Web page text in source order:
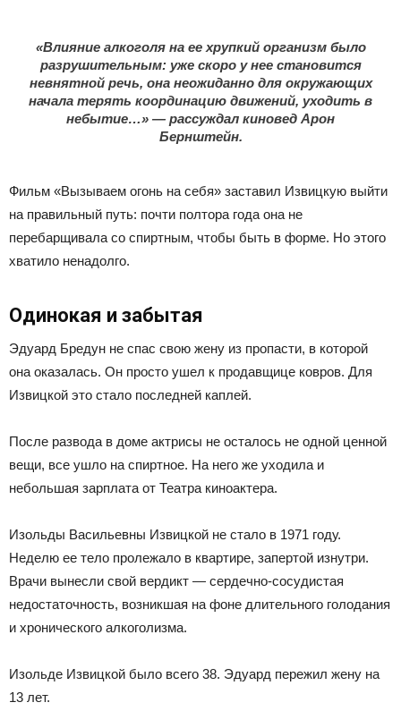
«Влияние алкоголя на ее хрупкий организм было
разрушительным: уже скоро у нее становится
невнятной речь, она неожиданно для окружающих
начала терять координацию движений, уходить в
небытие…» — рассуждал киновед Арон
Бернштейн.
Фильм «Вызываем огонь на себя» заставил Извицкую выйти
на правильный путь: почти полтора года она не
перебарщивала со спиртным, чтобы быть в форме. Но этого
хватило ненадолго.
Одинокая и забытая
Эдуард Бредун не спас свою жену из пропасти, в которой
она оказалась. Он просто ушел к продавщице ковров. Для
Извицкой это стало последней каплей.
После развода в доме актрисы не осталось не одной ценной
вещи, все ушло на спиртное. На него же уходила и
небольшая зарплата от Театра киноактера.
Изольды Васильевны Извицкой не стало в 1971 году.
Неделю ее тело пролежало в квартире, запертой изнутри.
Врачи вынесли свой вердикт — сердечно-сосудистая
недостаточность, возникшая на фоне длительного голодания
и хронического алкоголизма.
Изольде Извицкой было всего 38. Эдуард пережил жену на
13 лет.